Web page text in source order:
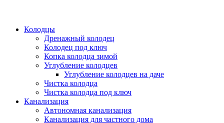
Колодцы
Дренажный колодец
Колодец под ключ
Копка колодца зимой
Углубление колодцев
Углубление колодцев на даче
Чистка колодца
Чистка колодца под ключ
Канализация
Автономная канализация
Канализация для частного дома